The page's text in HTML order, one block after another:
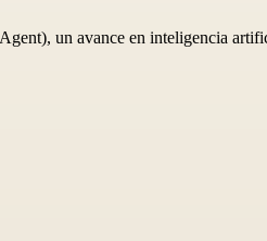
un avance en inteligencia